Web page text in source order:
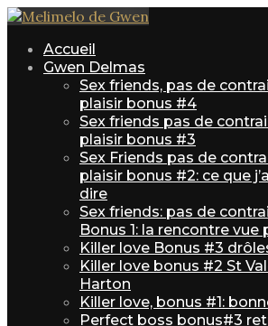
Accueil
Gwen Delmas
Sex friends, pas de
plaisir bonus #4
Sex friends pas de
plaisir bonus #3
Sex Friends pas de
plaisir bonus #2: ce que
dire
Sex friends: pas de
Bonus 1: la rencontre vue
Killer love Bonus #3
Killer love bonus #2 St
Harton
Killer love, bonus #1:
Perfect boss bonus#3